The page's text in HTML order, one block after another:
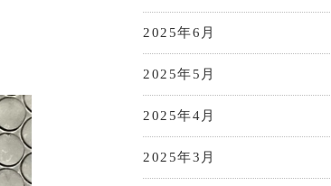
2025年6月
2025年5月
2025年4月
2025年3月